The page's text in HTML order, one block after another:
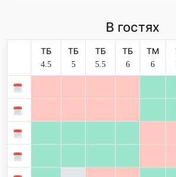
В гостях
ТБ
4.5
ТБ
5
ТБ
5.5
ТБ
6
ТМ
6